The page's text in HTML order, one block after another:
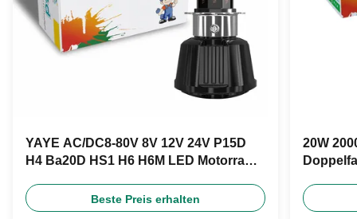
YAYE AC/DC8-80V 8V 12V 24V P15D
H4 Ba20D HS1 H6 H6M LED Motorrad
Beste Preis erhalten
20W